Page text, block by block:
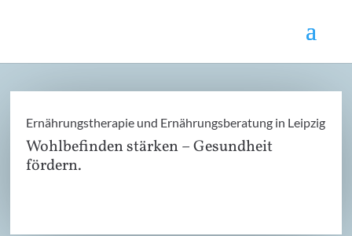
Ernährungstherapie und Ernährungsberatung in Leipzig
Wohlbefinden stärken – Gesundheit
fördern.